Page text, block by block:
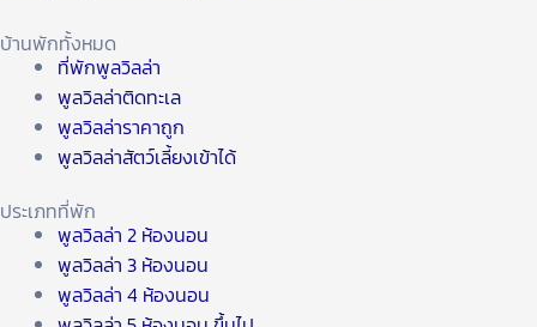
บ้านพักทั้งหมด
ที่พักพูลวิลล่า
พูลวิลล่าติดทะเล
พูลวิลล่าราคาถูก
พูลวิลล่าสัตว์เลี้ยงเข้าได้
ประเภทที่พัก
พูลวิลล่า 2 ห้องนอน
พูลวิลล่า 3 ห้องนอน
พูลวิลล่า 4 ห้องนอน